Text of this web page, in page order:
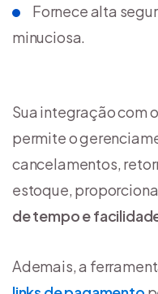
Fornece alta
minuciosa.
Sua integração com
permite o
cancelamentos,
estoque,
de tempo e
Ademais, a